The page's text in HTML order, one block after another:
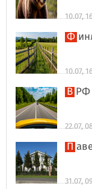
10.07,
10.07,
В
22.07,
31.07,